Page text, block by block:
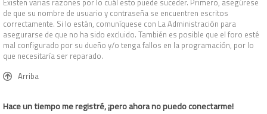
de que su nombre de usuario y contraseña se encuentren escritos
correctamente. Si lo están, comuníquese con La Administración para
asegurarse de que no ha sido excluido. También es posible que el foro esté
mal configurado por su dueño y/o tenga fallos en la programación, por lo
que necesitaría ser reparado.
Arriba
Hace un tiempo me registré, ¡pero ahora no puedo conectarme!